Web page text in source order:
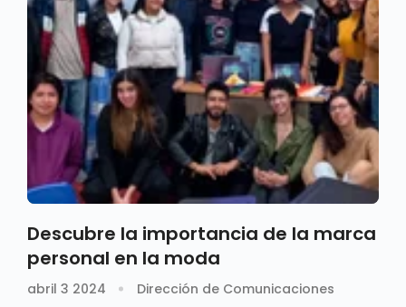
Descubre la importancia de la marca
personal en la moda
abril 3 2024 Dirección de Comunicaciones